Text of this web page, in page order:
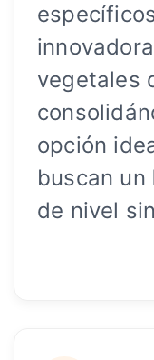
vegetales
opción
buscan un
de nivel